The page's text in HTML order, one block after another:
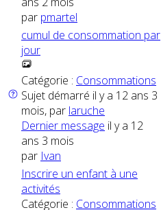
par pmartel
cumul de consommation par
jour
Catégorie : Consommations
Sujet démarré il y a 12 ans 3
mois, par laruche
Dernier message il y a 12
ans 3 mois
par Ivan
Inscrire un enfant à une
activités
Catégorie : Consommations